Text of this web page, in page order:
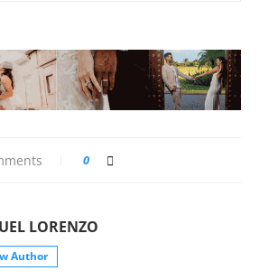
0
LORENZO
Author